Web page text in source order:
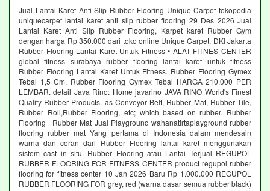
Jual Lantai Karet Anti Slip Rubber Flooring Unique Carpet tokopedia
uniquecarpet lantai karet anti slip rubber flooring 29 Des 2026 Jual
Lantai Karet Anti Slip Rubber Flooring, Karpet karet Rubber Gym
dengan harga Rp 350.000 dari toko online Unique Carpet, DKI Jakarta
Rubber Flooring Lantai Karet Untuk Fitness • ALAT FITNES CENTER
global fitness surabaya rubber flooring lantai karet untuk fitness
Rubber Flooring Lantai Karet Untuk Fitness. Rubber Flooring Gymex
Tebal 1,5 Cm. Rubber Flooring Gymex Tebal HARGA 210.000 PER
LEMBAR. detail Java Rino: Home javarino JAVA RINO World's Finest
Quality Rubber Products. as Conveyor Belt, Rubber Mat, Rubber Tile,
Rubber Roll,Rubber Flooring, etc; which based on rubber. Rubber
Flooring | Rubber Mat Jual Playground wahanatirtaplayground rubber
flooring rubber mat Yang pertama di Indonesia dalam mendesain
warna dan coran dari Rubber Flooring lantai karet menggunakan
sistem cast in situ. Rubber Flooring atau Lantai Terjual REGUPOL
RUBBER FLOORING FOR FITNESS CENTER product regupol rubber
flooring for fitness center 10 Jan 2026 Baru Rp 1.000.000 REGUPOL
RUBBER FLOORING FOR grey, red (warna dasar semua rubber black)